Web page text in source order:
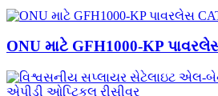
ONU માટે GFH1000-KP